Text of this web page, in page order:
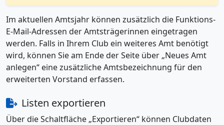
Im aktuellen Amtsjahr können zusätzlich die Funktions-
E-Mail-Adressen der Amtsträgerinnen eingetragen
werden. Falls in Ihrem Club ein weiteres Amt benötigt
wird, können Sie am Ende der Seite über „Neues Amt
anlegen“ eine zusätzliche Amtsbezeichnung für den
erweiterten Vorstand erfassen.
Listen exportieren
Über die Schaltfläche „Exportieren“ können Clubdaten